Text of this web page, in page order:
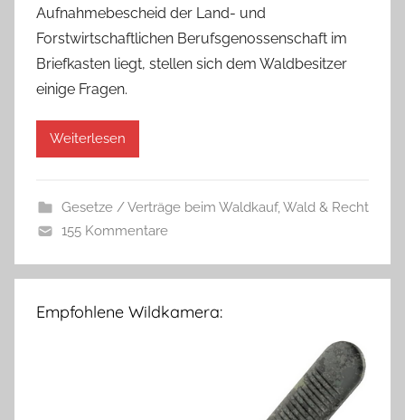
Aufnahmebescheid der Land- und
Forstwirtschaftlichen Berufsgenossenschaft im
Briefkasten liegt, stellen sich dem Waldbesitzer
einige Fragen.
Weiterlesen
Gesetze / Verträge beim Waldkauf,Wald & Recht
155 Kommentare
Empfohlene Wildkamera: